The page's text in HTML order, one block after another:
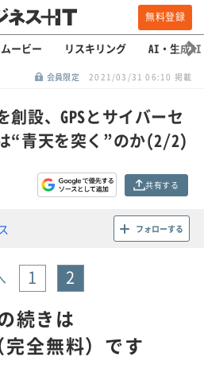
無料登録
ムービー リスキリング AI・生成AI
会員限定 2021/03/31 06:10 掲載
創設、GPSとサイバーセ
“青天を突く”のか(2/2)
共有する
フォローする
1 2
続きは
全無料）です